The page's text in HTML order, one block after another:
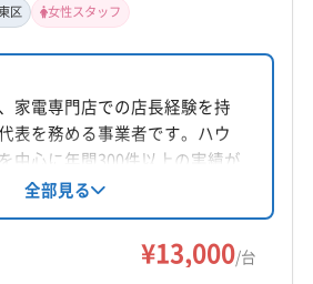
6-8 千歳ゆうまいタウンプラザG棟
札幌市中央区
札幌市東区
札幌市北区
区 女性スタッフ
家電専門店での店長経験を持
表を務める事業者です。ハウ
中心に年間300件以上の実績が
と家電製品のアドバイスが強
室外機洗浄などのオプション
全部見る
¥13,000/台